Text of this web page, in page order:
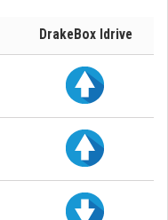
DrakeBox Idrive